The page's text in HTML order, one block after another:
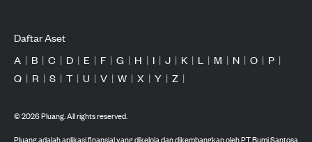
Daftar Aset
A | B | C | D | E | F | G | H | I | J | K | L | M | N | O | P |
Q | R | S | T | U | V | W | X | Y | Z |
©2026Pluang. All rights reserved.
Pluang adalah aplikasi finansial yang dikelola dan dikembangkan oleh PT Bumi Santosa